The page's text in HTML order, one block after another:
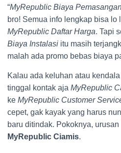
“MyRepublic Biaya
bro! Semua info lengkap bisa lo
MyRepublic Daftar Harga. Tapi
Biaya Instalasi itu masih
malah ada promo bebas biaya
Kalau ada keluhan atau
tinggal kontak aja MyRepublic
ke MyRepublic Customer
cepet, gak kayak yang harus
baru ditindak. Pokoknya,
MyRepublic Ciamis.